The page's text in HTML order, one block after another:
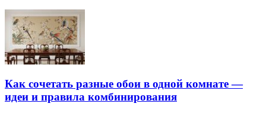
Как сочетать разные обои в одной комнате —
идеи и правила комбинирования